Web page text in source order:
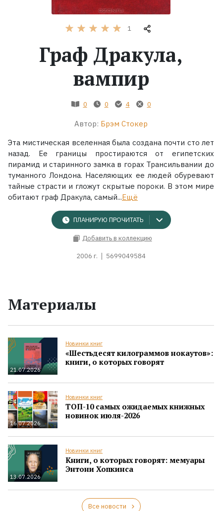
Серии
1
Граф Дракула,
вампир
0 0 4 0
Автор: Брэм Стокер
Эта мистическая вселенная была создана почти сто лет
назад. Ее границы простираются от египетских
пирамид и старинного замка в горах Трансильвании до
туманного Лондона. Населяющих ее людей обуревают
тайные страсти и гложут скрытые пороки. В этом мире
обитают граф Дракула, самый...Ещё
ПЛАНИРУЮ ПРОЧИТАТЬ
Добавить в коллекцию
2006 г. 5699049584
Материалы
21.07.2026
Новинки книг
«Шестьдесят килограммов нокаутов»:
книги, о которых говорят
16.07.2026
Новинки книг
ТОП-10 самых ожидаемых книжных
новинок июля-2026
13.07.2026
Новинки книг
Книги, о которых говорят: мемуары
Энтони Хопкинса
Все новости